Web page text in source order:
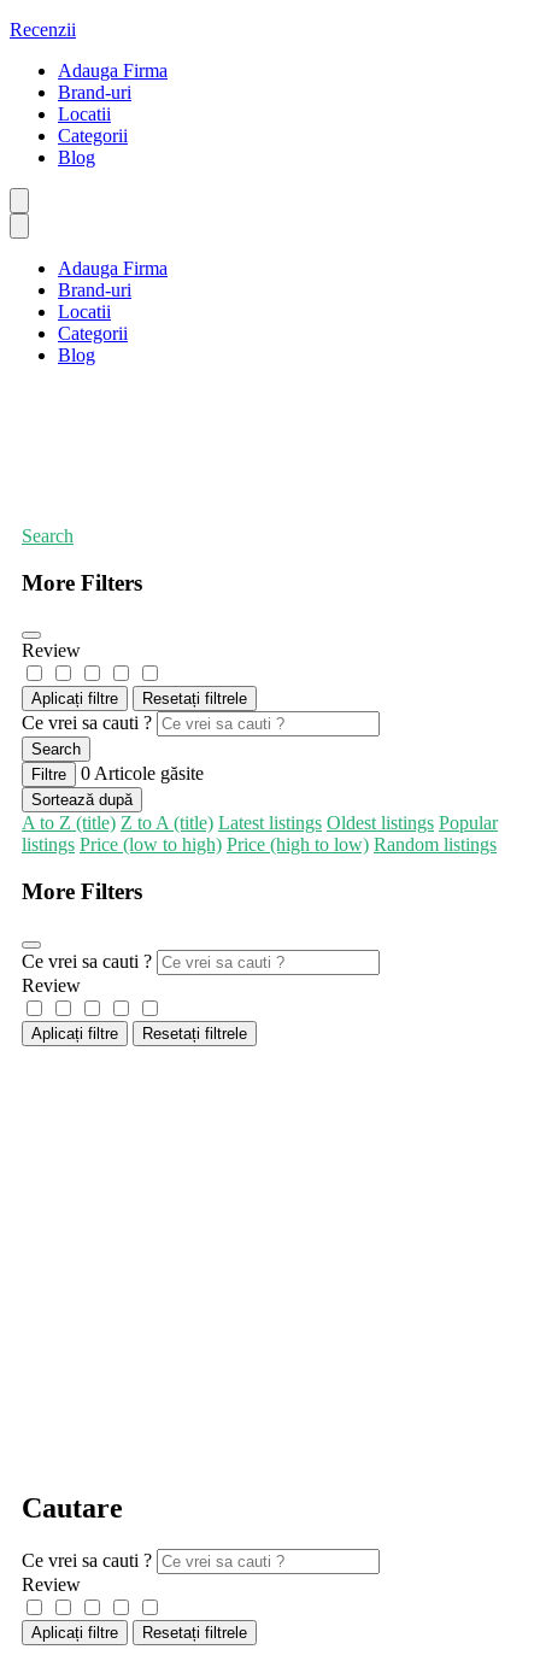
Sari
conținut
Recenzii
Adauga Firma
Brand-uri
Locatii
Categorii
Blog
Adauga Firma
Brand-uri
Locatii
Categorii
Blog
Search
More Filters
Review
Aplicați filtre Resetați filtrele
Ce vrei sa cauti ?
Search
Filtre
0 Articole găsite
Sortează după
A to Z (title) Z to A (title) Latest listings Oldest listings Popular
listings Price (low to high) Price (high to low) Random listings
More Filters
Ce vrei sa cauti ?
Review
Aplicați filtre Resetați filtrele
Cautare
Ce vrei sa cauti ?
Review
Aplicați filtre Resetați filtrele